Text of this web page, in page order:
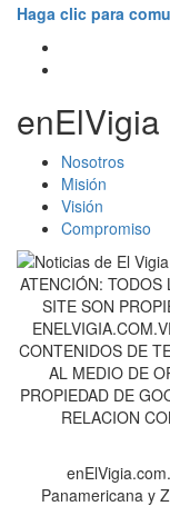
Haga clic para
enElVigia
Nosotros
Misión
Visión
Compromiso
ATENCIÓN: TODOS
SITE SON
CONTENIDOS DE
AL MEDIO DE
PROPIEDAD DE
RELACION
Panamericana y